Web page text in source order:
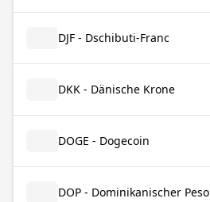
DJF - Dschibuti-Franc
DKK - Dänische Krone
DOGE - Dogecoin
DOP - Dominikanischer Peso